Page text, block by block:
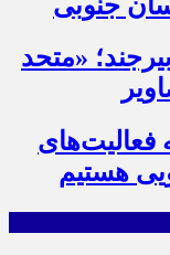
۱۳ آبان در بیرجند؛ «متحد
فعالیت‌های
هستیم